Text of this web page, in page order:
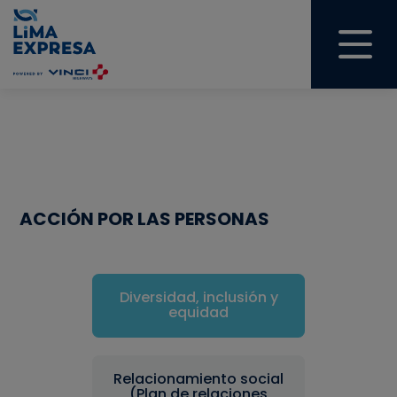
ACCIÓN POR LAS PERSONAS
Diversidad, inclusión y
equidad
Relacionamiento social